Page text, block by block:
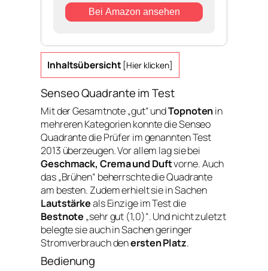
Bei Amazon ansehen
Inhaltsübersicht [Hier klicken]
Senseo Quadrante im Test
Mit der Gesamtnote „gut“ undTopnotenin
mehreren Kategorien konnte die Senseo
Quadrante die Prüfer im genannten Test
2013 überzeugen. Vor allem lag sie bei
Geschmack, Crema und Duftvorne. Auch
das „Brühen“ beherrschte die Quadrante
am besten. Zudem erhielt sie in Sachen
Lautstärkeals Einzige im Test die
Bestnote „sehr gut (1,0)“. Und nicht zuletzt
belegte sie auch in Sachen geringer
Stromverbrauch denersten Platz.
Bedienung